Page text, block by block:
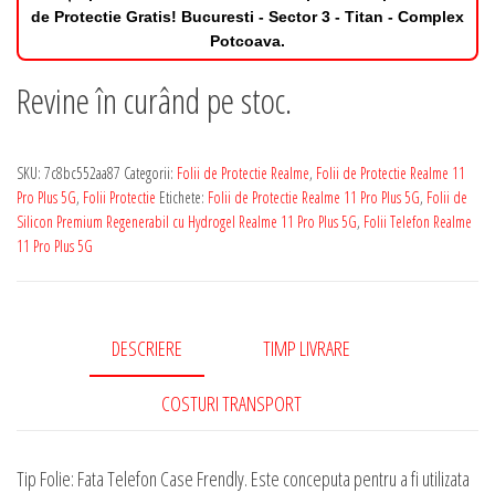
de Protectie Gratis! Bucuresti - Sector 3 - Titan - Complex
Potcoava.
Revine în curând pe stoc.
SKU: 7c8bc552aa87 Categorii: Folii de Protectie Realme, Folii de Protectie Realme 11
Pro Plus 5G, Folii Protectie Etichete: Folii de Protectie Realme 11 Pro Plus 5G, Folii de
Silicon Premium Regenerabil cu Hydrogel Realme 11 Pro Plus 5G, Folii Telefon Realme
11 Pro Plus 5G
DESCRIERE TIMP LIVRARE
COSTURI TRANSPORT
Tip Folie: Fata Telefon Case Frendly. Este conceputa pentru a fi utilizata